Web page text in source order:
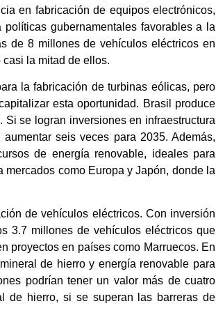
en fabricación de equipos electrónicos,
gubernamentales favorables a la
de 8 millones de vehículos eléctricos en
la mitad de ellos.
la fabricación de turbinas eólicas, pero
esta oportunidad. Brasil produce
se logran inversiones en infraestructura
seis veces para 2035. Además,
de energía renovable, ideales para
como Europa y Japón, donde la
de vehículos eléctricos. Con inversión
3.7 millones de vehículos eléctricos que
proyectos en países como Marruecos. En
de hierro y energía renovable para
podrían tener un valor más de cuatro
de hierro, si se superan las barreras de